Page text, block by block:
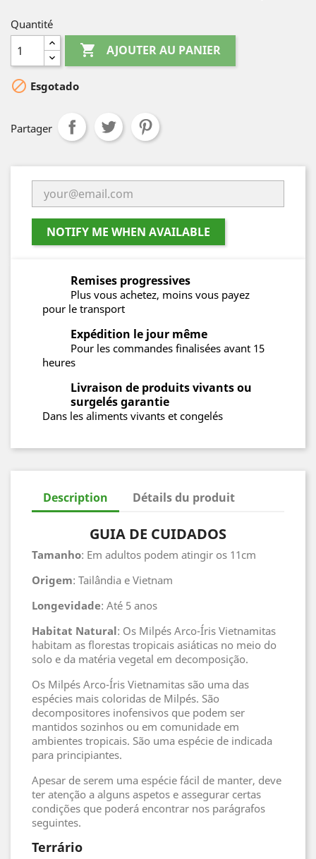
Quantité
 AJOUTER AU PANIER
 Esgotado
Partager
NOTIFY ME WHEN AVAILABLE
Remises progressives
Plus vous achetez, moins vous payez
pour le transport
Expédition le jour même
Pour les commandes finalisées avant 15
heures
Livraison de produits vivants ou
surgelés garantie
Dans les aliments vivants et congelés
Description Détails du produit
GUIA DE CUIDADOS
Tamanho: Em adultos podem atingir os 11cm
Origem: Tailândia e Vietnam
Longevidade: Até 5 anos
Habitat Natural: Os Milpés Arco-Íris Vietnamitas
habitam as florestas tropicais asiáticas no meio do
solo e da matéria vegetal em decomposição.
Os Milpés Arco-Íris Vietnamitas são uma das
espécies mais coloridas de Milpés. São
decompositores inofensivos que podem ser
mantidos sozinhos ou em comunidade em
ambientes tropicais. São uma espécie de indicada
para principiantes.
Apesar de serem uma espécie fácil de manter, deve
ter atenção a alguns aspetos e assegurar certas
condições que poderá encontrar nos parágrafos
seguintes.
Terrário